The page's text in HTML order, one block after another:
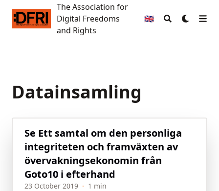
The Association for Digital Freedoms and Rights
The Association for
Digital Freedoms
and Rights
🇬🇧
Datainsamling
Se Ett samtal om den personliga
integriteten och framväxten av
övervakningsekonomin från
Goto10 i efterhand
23 October 2019 · 1 min